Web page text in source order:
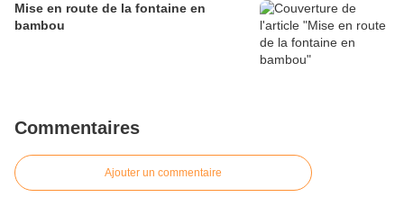
Mise en route de la fontaine en
bambou
Commentaires
Ajouter un commentaire